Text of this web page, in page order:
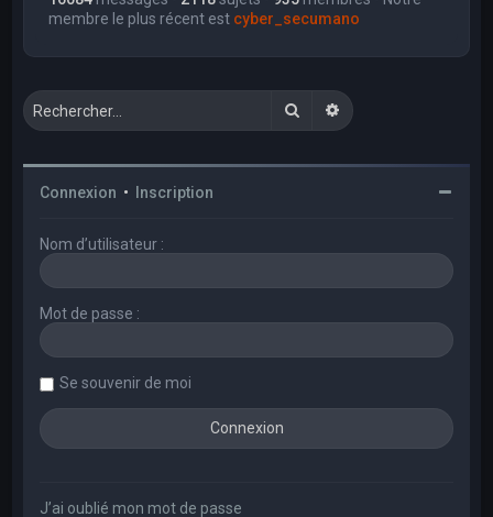
membre le plus récent est cyber_secumano
RechercherRecherche avancée
Connexion • Inscription
Nom d’utilisateur :
Mot de passe :
Se souvenir de moi
J’ai oublié mon mot de passe